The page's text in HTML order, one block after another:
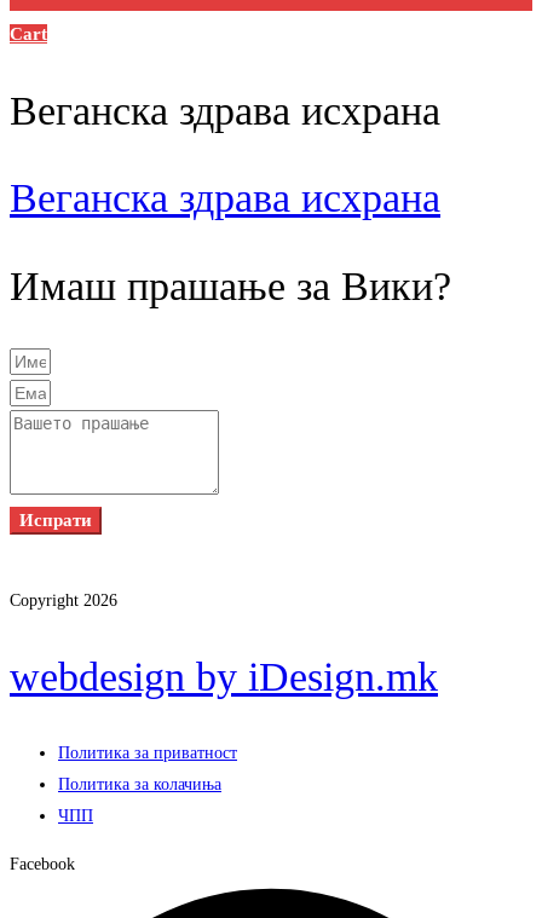
Cart
Веганска здрава исхрана
Веганска здрава исхрана
Имаш прашање за Вики?
Испрати
Copyright 2026
webdesign by iDesign.mk
Политика за приватност
Политика за колачиња
ЧПП
Facebook